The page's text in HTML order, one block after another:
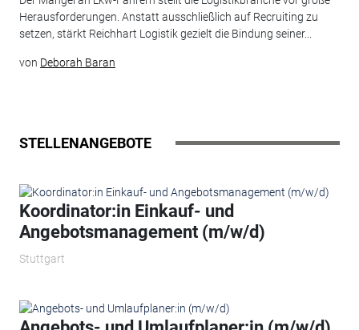
Herausforderungen. Anstatt ausschließlich auf Recruiting zu
setzen, stärkt Reichhart Logistik gezielt die Bindung seiner...
von Deborah Baran
STELLENANGEBOTE
Koordinator:in Einkauf- und
Angebotsmanagement (m/w/d)
Stuttgart